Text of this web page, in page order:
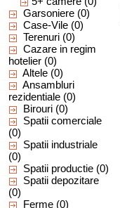
Garsoniere (0)
Case-Vile (0)
Terenuri (0)
Cazare in regim
hotelier (0)
Altele (0)
Ansambluri
rezidentiale (0)
Birouri (0)
Spatii comerciale
(0)
Spatii industriale
(0)
Spatii productie (0)
Spatii depozitare
(0)
Ferme (0)